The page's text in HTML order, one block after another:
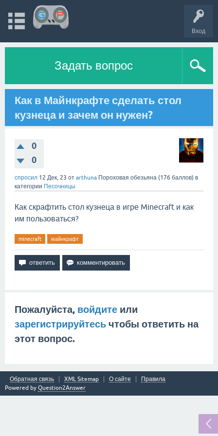
Вход
Задать вопрос
Как в Майнкрафте сделать стол
кузнеца и зачем он нужен?
0
0
спросил 12 Дек, 23 от arthuna Пороховая обезьяна (176 баллов) в
категории Песочницы
Как скрафтить стол кузнеца в игре Minecraft и как
им пользоваться?
minecraft майнкрафт
Пожалуйста, войдите или
зарегистрируйтесь чтобы ответить на
этот вопрос.
Обратная связь XML Sitemap О сайте
Правила
Powered by Question2Answer